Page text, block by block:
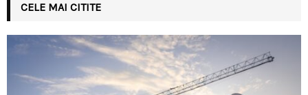
CELE MAI CITITE